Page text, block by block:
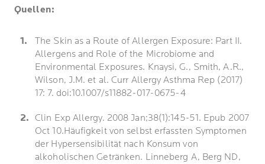
Quellen:
The Skin as a Route of Allergen Exposure: Part II.
Allergens and Role of the Microbiome and
Environmental Exposures. Knaysi, G., Smith, A.R.,
Wilson, J.M. et al. Curr Allergy Asthma Rep (2017)
17: 7. doi:10.1007/s11882-017-0675-4
Clin Exp Allergy. 2008 Jan;38(1):145-51. Epub 2007
Oct 10.Häufigkeit von selbst erfassten Symptomen
der Hypersensibilität nach Konsum von
alkoholischen Getränken. Linneberg A, Berg ND,